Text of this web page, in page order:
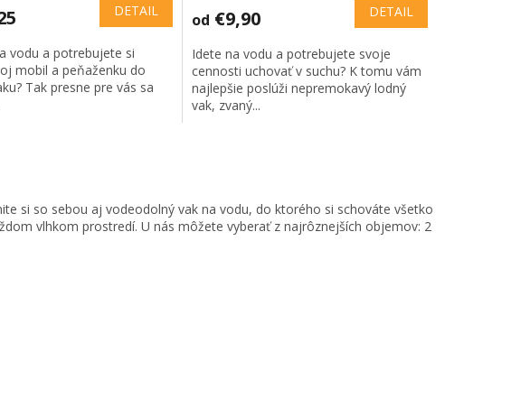
DETAIL
vodu a potrebujete si
mobil a peňaženku do
Tak presne pre vás sa
od €9,90 DETAIL
Idete na vodu a potrebujete svoje
cennosti uchovať v suchu? K tomu vám
najlepšie poslúži nepremokavý lodný
vak, zvaný...
d
a
si so sebou aj vodeodolný vak na vodu, do ktorého si schováte všetko
vlhkom prostredí. U nás môžete vyberať z najrôznejších objemov: 2